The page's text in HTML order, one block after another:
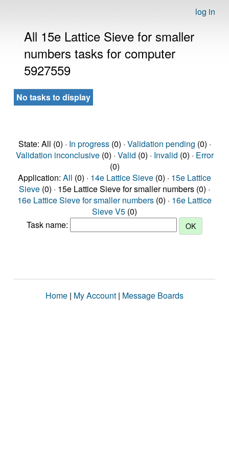
log in
All 15e Lattice Sieve for smaller
numbers tasks for computer
5927559
No tasks to display
State: All (0) · In progress(0) · Validation pending (0) ·
Validation inconclusive(0) · Valid (0) · Invalid (0) · Error
(0)
Application: All (0) · 14e Lattice Sieve (0) · 15e Lattice
Sieve (0) · 15e Lattice Sieve for smaller numbers (0) ·
16e Lattice Sieve for smaller numbers (0) · 16e Lattice
Sieve V5 (0)
Task name:
Home | My Account | Message Boards